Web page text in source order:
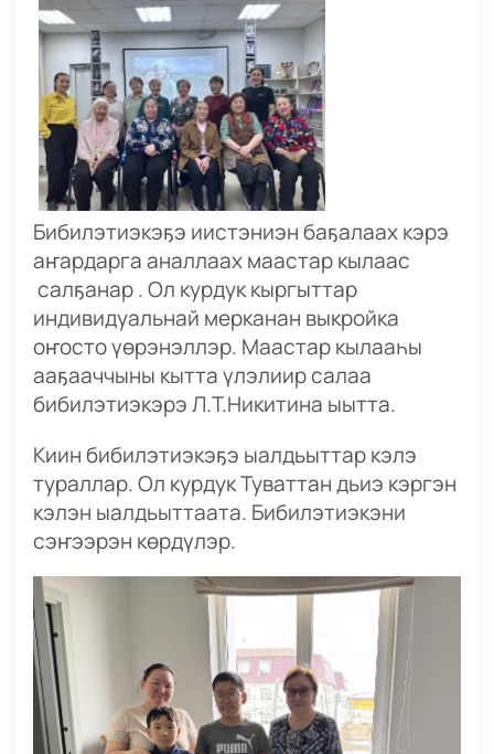
Бибилэтиэкэҕэ иистэниэн баҕалаах кэрэ
аҥардарга аналлаах маастар кылаас
салҕанар . Ол курдук кыргыттар
индивидуальнай мерканан выкройка
оҥосто үөрэнэллэр. Маастар кылааһы
ааҕааччыны кытта үлэлиир салаа
бибилэтиэкэрэ Л.Т.Никитина ыытта.
Киин бибилэтиэкэҕэ ыалдьыттар кэлэ
тураллар. Ол курдук Туваттан дьиэ кэргэн
кэлэн ыалдьыттаата. Бибилэтиэкэни
сэҥээрэн көрдүлэр.